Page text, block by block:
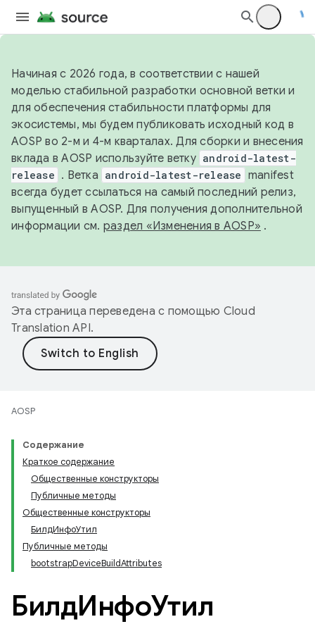
Начиная с 2026 года, в соответствии с нашей
моделью стабильной разработки основной ветки и
для обеспечения стабильности платформы для
экосистемы, мы будем публиковать исходный код в
AOSP во 2-м и 4-м кварталах. Для сборки и внесения
вклада в AOSP используйте ветку android-latest-
release . Ветка android-latest-release manifest
всегда будет ссылаться на самый последний релиз,
выпущенный в AOSP. Для получения дополнительной
информации см. раздел «Изменения в AOSP» .
Эта страница переведена с помощью Cloud
Translation API.
AOSP
Содержание
Краткое содержание
Общественные конструкторы
Публичные методы
Общественные конструкторы
БилдИнфоУтил
Публичные методы
bootstrapDeviceBuildAttributes
БилдИнфоУтил